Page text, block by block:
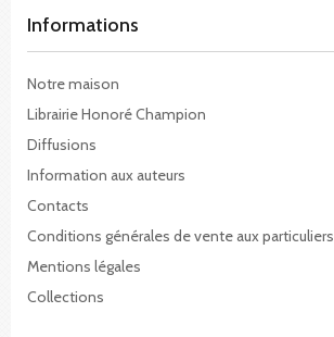
Informations
Notre maison
Librairie Honoré Champion
Diffusions
Information aux auteurs
Contacts
Conditions générales de vente aux particuliers
Mentions légales
Collections